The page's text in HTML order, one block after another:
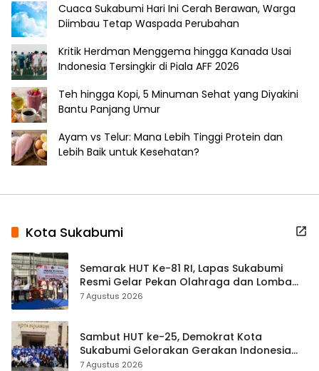
Cuaca Sukabumi Hari Ini Cerah Berawan, Warga
Diimbau Tetap Waspada Perubahan
Kritik Herdman Menggema hingga Kanada Usai
Indonesia Tersingkir di Piala AFF 2026
Teh hingga Kopi, 5 Minuman Sehat yang Diyakini
Bantu Panjang Umur
Ayam vs Telur: Mana Lebih Tinggi Protein dan
Lebih Baik untuk Kesehatan?
Kota Sukabumi
Semarak HUT Ke-81 RI, Lapas Sukabumi
Resmi Gelar Pekan Olahraga dan Lomba
Tradisional
7 Agustus 2026
Sambut HUT ke-25, Demokrat Kota
Sukabumi Gelorakan Gerakan Indonesia
ASRI Lewat Aksi Bersih Masjid Agung
7 Agustus 2026